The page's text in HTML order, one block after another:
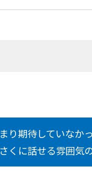
り期待していなか
くに話せる雰囲気